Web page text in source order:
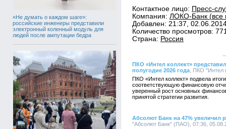
«Не думать о каждом шаге»:
российские инженеры представили
электронный коленный модуль для
людей после ампутации бедра
Контактное лицо: Пресс-
Компания: ЛОКО-Банк (все
Добавлен: 21:37,
Количество просмотров:
Страна: Россия
ПКО «Интел коллект»
полугодие 2026 года , ПКО "Интел
ПКО «Интел коллект» подвела
соответствующую финансовую
уверенный рост основных
принятой стратегии развития.
Абсолют Банк на 47% увеличил
"Абсолют Банк" (ПАО), 07:36,